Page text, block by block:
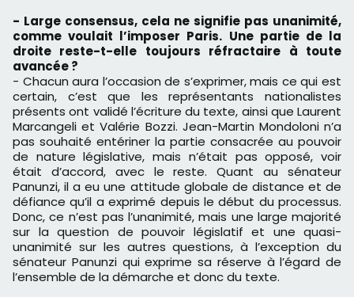
- Large consensus, cela ne signifie pas unanimité,
comme voulait l’imposer Paris. Une partie de la
droite reste-t-elle toujours réfractaire à toute
avancée ?
- Chacun aura l’occasion de s’exprimer, mais ce qui est
certain, c’est que les représentants nationalistes
présents ont validé l’écriture du texte, ainsi que Laurent
Marcangeli et Valérie Bozzi. Jean-Martin Mondoloni n’a
pas souhaité entériner la partie consacrée au pouvoir
de nature législative, mais n’était pas opposé, voir
était d’accord, avec le reste. Quant au sénateur
Panunzi, il a eu une attitude globale de distance et de
défiance qu’il a exprimé depuis le début du processus.
Donc, ce n’est pas l’unanimité, mais une large majorité
sur la question de pouvoir législatif et une quasi-
unanimité sur les autres questions, à l’exception du
sénateur Panunzi qui exprime sa réserve à l’égard de
l’ensemble de la démarche et donc du texte.